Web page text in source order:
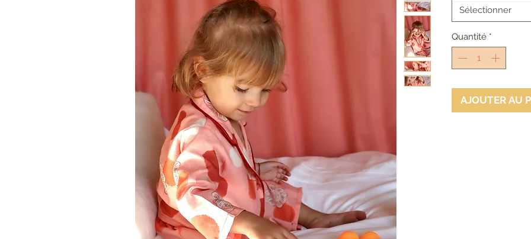
Sélectionner
Quantité *
AJOUTER AU